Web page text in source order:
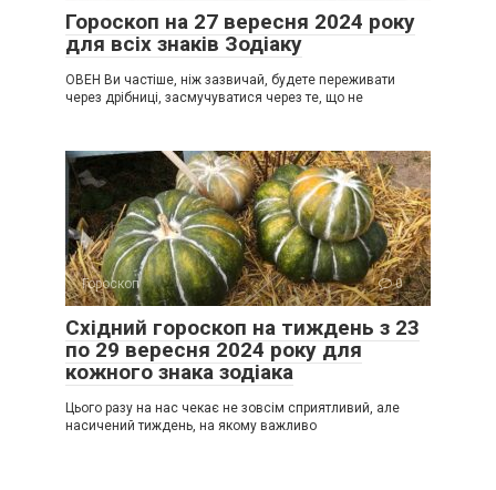
Гороскоп на 27 вересня 2024 року
для всіх знаків Зодіаку
ОВЕН Ви частіше, ніж зазвичай, будете переживати
через дрібниці, засмучуватися через те, що не
Гороскоп 0
Східний гороскоп на тиждень з 23
по 29 вересня 2024 року для
кожного знака зодіака
Цього разу на нас чекає не зовсім сприятливий, але
насичений тиждень, на якому важливо